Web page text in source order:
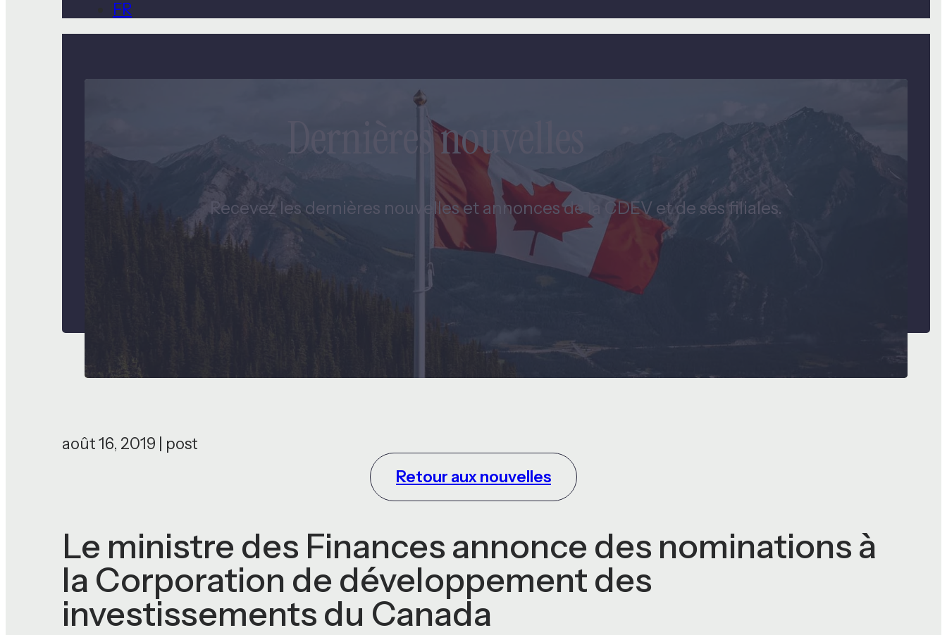
FR
Dernières nouvelles
Recevez les dernières nouvelles et annonces de la CDEV et de ses filiales.
août 16, 2019 | post
Retour aux nouvelles
Le ministre des Finances annonce des nominations à
la Corporation de développement des
investissements du Canada